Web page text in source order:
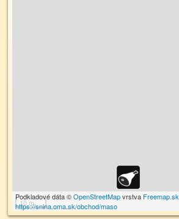
10 m
Podkladové dáta ©OpenStreetMapvrstva Freemap.sk
https://snina.oma.sk/obchod/maso